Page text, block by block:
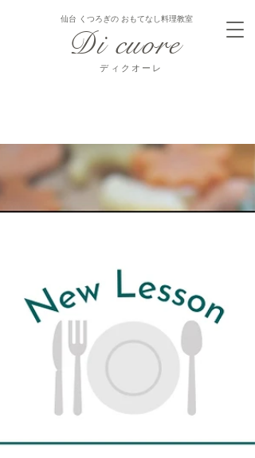
Di cuore
仙台 くつろぎの おもてなし料理教室
ディクオーレ